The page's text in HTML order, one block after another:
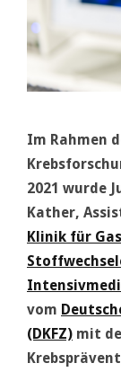
Im Rahmen
2021 wurde
Kather,
Klinik für
vom
(DKFZ) mit